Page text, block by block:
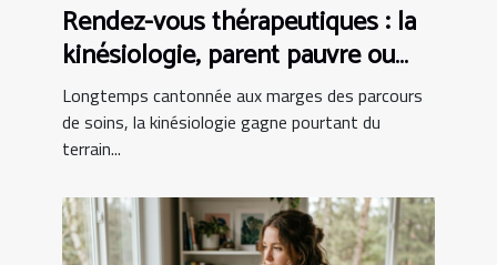
Rendez-vous thérapeutiques : la
kinésiologie, parent pauvre ou
alliée incontournable ?
Longtemps cantonnée aux marges des parcours
de soins, la kinésiologie gagne pourtant du
terrain...